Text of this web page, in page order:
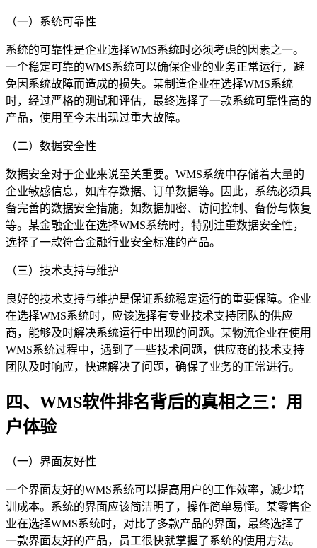
（一）系统可靠性
系统的可靠性是企业选择WMS系统时必须考虑的因素之一。
一个稳定可靠的WMS系统可以确保企业的业务正常运行，避
免因系统故障而造成的损失。某制造企业在选择WMS系统
时，经过严格的测试和评估，最终选择了一款系统可靠性高的
产品，使用至今未出现过重大故障。
（二）数据安全性
数据安全对于企业来说至关重要。WMS系统中存储着大量的
企业敏感信息，如库存数据、订单数据等。因此，系统必须具
备完善的数据安全措施，如数据加密、访问控制、备份与恢复
等。某金融企业在选择WMS系统时，特别注重数据安全性，
选择了一款符合金融行业安全标准的产品。
（三）技术支持与维护
良好的技术支持与维护是保证系统稳定运行的重要保障。企业
在选择WMS系统时，应该选择有专业技术支持团队的供应
商，能够及时解决系统运行中出现的问题。某物流企业在使用
WMS系统过程中，遇到了一些技术问题，供应商的技术支持
团队及时响应，快速解决了问题，确保了业务的正常进行。
四、WMS软件排名背后的真相之三：用
户体验
（一）界面友好性
一个界面友好的WMS系统可以提高用户的工作效率，减少培
训成本。系统的界面应该简洁明了，操作简单易懂。某零售企
业在选择WMS系统时，对比了多款产品的界面，最终选择了
一款界面友好的产品，员工很快就掌握了系统的使用方法。